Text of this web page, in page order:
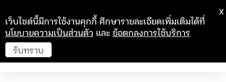
เว็บไซต์นี้มีการใช้งานคุกกี้ ศึกษารายละเอียดเพิ่มเติมได้ที่
นโยบายความเป็นส่วนตัว และข้อตกลงการใช้บริการ
รับทราบ
X